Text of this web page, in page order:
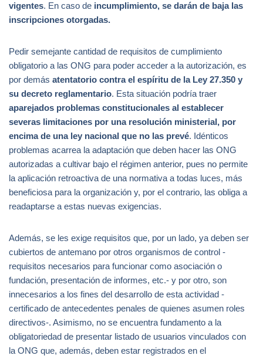
vigentes. En caso de incumplimiento, se darán de baja las
inscripciones otorgadas.
Pedir semejante cantidad de requisitos de cumplimiento
obligatorio a las ONG para poder acceder a la autorización, es
por demás atentatorio contra el espíritu de la Ley 27.350 y
su decreto reglamentario. Esta situación podría traer
aparejados problemas constitucionales al establecer
severas limitaciones por una resolución ministerial, por
encima de una ley nacional que no las prevé. Idénticos
problemas acarrea la adaptación que deben hacer las ONG
autorizadas a cultivar bajo el régimen anterior, pues no permite
la aplicación retroactiva de una normativa a todas luces, más
beneficiosa para la organización y, por el contrario, las obliga a
readaptarse a estas nuevas exigencias.
Además, se les exige requisitos que, por un lado, ya deben ser
cubiertos de antemano por otros organismos de control -
requisitos necesarios para funcionar como asociación o
fundación, presentación de informes, etc.- y por otro, son
innecesarios a los fines del desarrollo de esta actividad -
certificado de antecedentes penales de quienes asumen roles
directivos-. Asimismo, no se encuentra fundamento a la
obligatoriedad de presentar listado de usuarios vinculados con
la ONG que, además, deben estar registrados en el